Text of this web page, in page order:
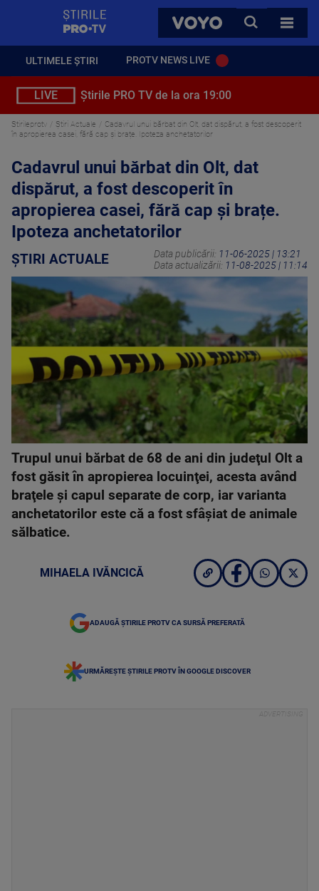
VOYO
CAUTA
TOATE
ULTIMELE ȘTIRI PROTV NEWS LIVE
LIVE Știrile PRO TV de la ora 19:00
Stirileprotv Știri Actuale
Cadavrul unui bărbat din Olt, dat dispărut, a fost descoperit
în apropierea casei, fără cap și brațe. Ipoteza anchetatorilor
Cadavrul unui bărbat din Olt, dat
dispărut, a fost descoperit în
apropierea casei, fără cap și brațe.
Ipoteza anchetatorilor
ȘTIRI ACTUALE Data publicării: 11-06-2025 | 13:21
Data actualizării: 11-08-2025 | 11:14
Trupul unui bărbat de 68 de ani din judeţul Olt a
fost găsit în apropierea locuinţei, acesta având
braţele şi capul separate de corp, iar varianta
anchetatorilor este că a fost sfâşiat de animale
sălbatice.
MIHAELA IVĂNCICĂ
ADAUGĂ ȘTIRILE PROTV CA SURSĂ PREFERATĂ
URMĂREȘTE ȘTIRILE PROTV ÎN GOOGLE DISCOVER